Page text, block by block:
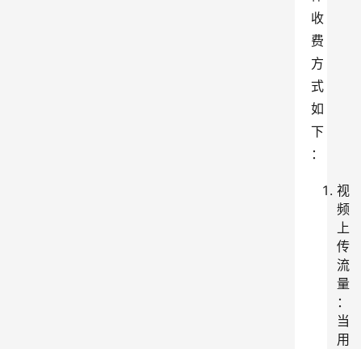
收
费
方
式
如
下
：
视
频
上
传
流
量
：
当
用